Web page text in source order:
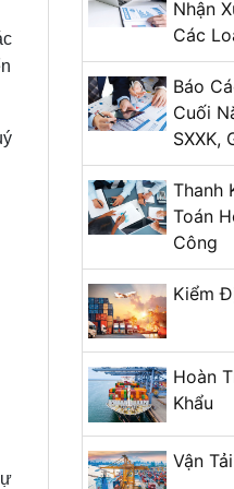
Nhận
Các
Báo
Cuối
SXXK,
Thanh
Toán
Công
Kiểm
Hoàn
Khẩu
Vận